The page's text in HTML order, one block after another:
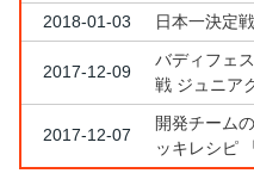
2018-01-03
日本一決定
2017-12-09
バディフェ
戦 ジュニア
2017-12-07
開発チーム
ッキレシピ